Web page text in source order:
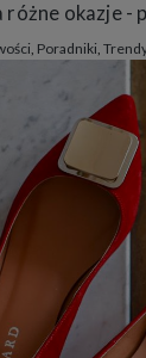
różne okazje
Poradniki Trendy